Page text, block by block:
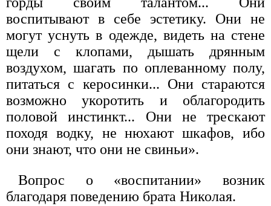
воспитывают в себе эстетику. Они не
могут уснуть в одежде, видеть на стене
щели с клопами, дышать дрянным
воздухом, шагать по оплеванному полу,
питаться с керосинки... Они стараются
возможно укоротить и облагородить
половой инстинкт... Они не трескают
походя водку, не нюхают шкафов, ибо
они знают, что они не свиньи».
Вопрос о «воспитании» возник
благодаря поведению брата Николая.